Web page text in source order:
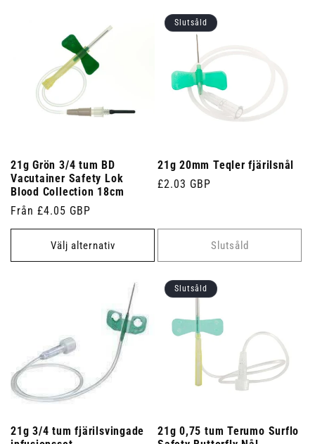
21g Grön 3/4 tum BD
Vacutainer Safety Lok
Blood Collection 18cm
Ordinarie
pris
Från £4.05 GBP
Välj alternativ
Slutsåld
21g 20mm Teqler fjärilsnål
Ordinarie
£2.03 GBP
Slutsåld
21g 3/4 tum fjärilsvingade
Slutsåld
21g 0,75 tum Terumo Surflo